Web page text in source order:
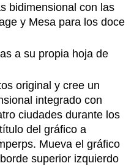
bidimensional con las
y Mesa para los doce
a su propia hoja de
original y cree un
integrado con
ciudades durante los
del gráfico a
Mueva el gráfico
superior izquierdo